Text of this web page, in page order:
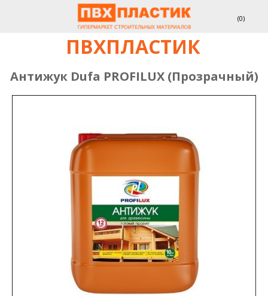
(0)
ПВХПЛАСТИК
Антижук Dufa PROFILUX (Прозрачный)